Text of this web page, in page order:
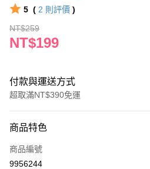
5 ( 2 則評價 )
NT$259
NT$199
付款與運送方式
超取滿NT$390免運
POYA支付
信用卡一次付款
商品特色
商品編號
9956244